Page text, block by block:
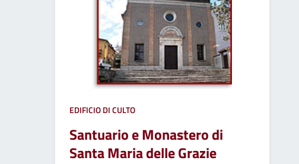
EDIFICIO DI CULTO
Santuario e Monastero di
Santa Maria delle Grazie